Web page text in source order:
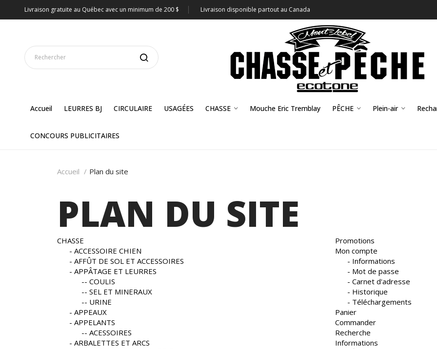
Livraison gratuite au Québec avec un minimum de 200 $ Livraison disponible partout au Canada
Accueil LEURRES BJ CIRCULAIRE USAGÉES CHASSE Mouche Eric Tremblay PÊCHE Plein-air
CONCOURS PUBLICITAIRES
Accueil Plan du site
PLAN DU SITE
CHASSE
ACCESSOIRE CHIEN
AFFÛT DE SOL ET ACCESSOIRES
APPÂTAGE ET LEURRES
COULIS
SEL ET MINERAUX
URINE
APPEAUX
APPELANTS
ACESSOIRES
ARBALETTES ET ARCS
Promotions
Mon compte
Informations
Mot de passe
Carnet d'adresse
Historique
Téléchargements
Panier
Commander
Recherche
Informations